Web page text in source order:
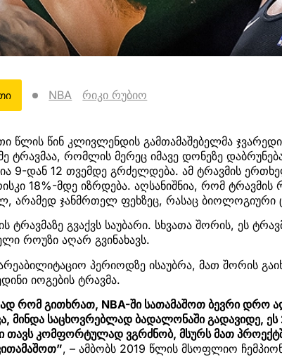
NBA რიკი რუბიო
წლის წინ კლივლენდის გამთამაშებელმა
ტრავმაა, რომლის მერეც იმავე დონეზე
9-დან 12 თვემდე გრძელდება. ამ ტრავმის
18%-მდე იზრდება. აღსანიშნია, რომ
არამედ ჯანმრთელ ფეხზეც, რასაც ბიოლოგიური
ტრავმაზე გვაქვს საუბარი. სხვათა შორის, ეს
როუზი აღარ გვინახავს.
პერიოდზე ისაუბრა, მათ შორის
იოგების ტრავმა.
რომ გითხრათ, NBA-ში სათამაშოთ ბევრი დრო
მინდა საცხოვრებლად ბადალონაში გადავიდე,
თავს კომფორტულად ვგრძნობ, მსურს მათ
, – ამბობს 2019 წლის მსოფლიო